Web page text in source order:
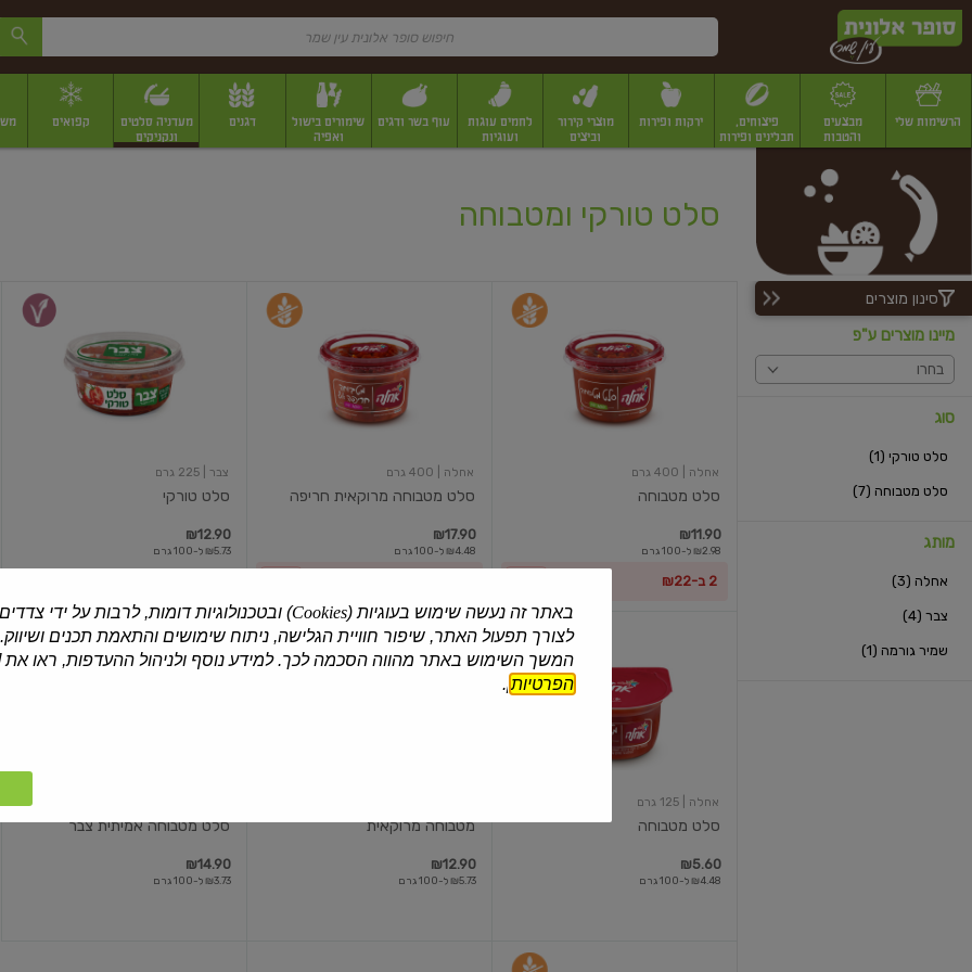
דלג לתפריט הקטגוריות
דלג לתוכן הראשי
דלג לתפריט התחתון
הרשימות שלי מבצעים
והטבות
פיצוחים,
תבלינים ופירות
יבשים
ירקות ופירות מוצרי קירור
וביצים
לחמים עוגות
ועוגיות
עוף בשר ודגים שימורים בישול
ואפיה
דגנים מעדניה סלטים
ונקניקים
קפואים
פיצוחים, שקדים ואגוזיםפיצוחים במשקלפיצוחים ארוזיםפירות יבשיםפירות יבשים ארוזיםפירות יבשים במשקלתבליניםתבלינים במשקלתבלינים
סלט טורקי ומטבוחה
סינון מוצרים
מיינו מוצרים ע"פ
בחרו
סוג
סלט טורקי (1)
סלט מטבוחה (7)
מותג
אחלה (3)
צבר (4)
שמיר גורמה (1)
אחלה
סלט מטבוחה
₪11.90
₪2.98 ל-100 גרם
2 ב-₪22
אחלה
סלט מטבוחה מרוקאית חריפה
₪17.90
₪4.48 ל-100 גרם
צבר
סלט טורקי
₪12.90
₪5.73 ל-100 גרם
אחלה
סלט מטבוחה
₪5.60
₪4.48 ל-100 גרם
מטבוחה
מרוקאית
מטבוחה מרוקאית
₪12.90
₪5.73 ל-100 גרם
סלט
מטבוחה
אמיתית
סלט מטבוחה אמיתית צבר
₪14.90
₪3.73 ל-100 גרם
באתר זה נעשה שימוש בעוגיות (Cookies) ובטכנולוגיות דומות, לרבות על ידי
לצורך תפעול האתר, שיפור חוויית הגלישה, ניתוח שימושים והתאמת תכנים ושיווק.
המשך השימוש באתר מהווה הסכמה לכך. למידע נוסף ולניהול ההעדפות, ראו את [
הפרטיות].